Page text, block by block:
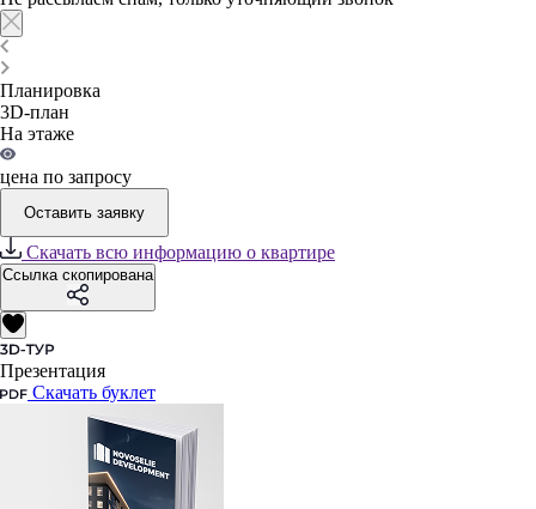
Планировка
3D-план
На этаже
цена по запросу
Оставить заявку
Скачать всю информацию о квартире
Ссылка скопирована
Презентация
Скачать буклет